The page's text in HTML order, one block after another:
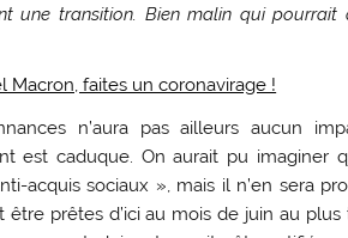
une transition. Bien malin qui pourrait
Macron, faites un coronavirage !
n’aura pas ailleurs aucun
est caduque. On aurait pu imaginer
acquis sociaux », mais il n’en sera
prêtes d’ici au mois de juin au plus